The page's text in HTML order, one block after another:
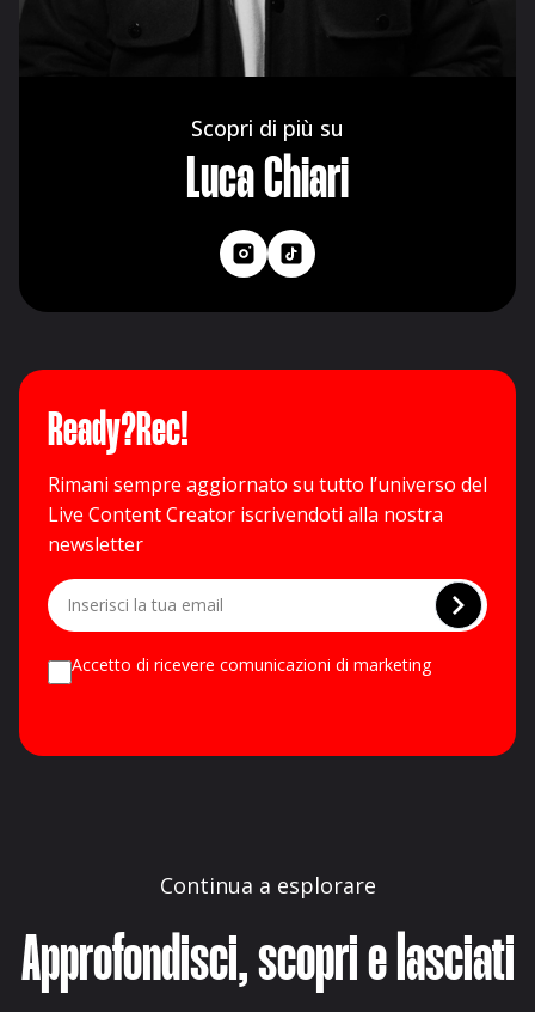
Luca Chiari
Ready?Rec!
Rimani sempre aggiornato su tutto l’universo del
Live Content Creator iscrivendoti alla nostra
newsletter
Accetto di ricevere comunicazioni di marketing
Continua a esplorare
Approfondisci, scopri e lasciati